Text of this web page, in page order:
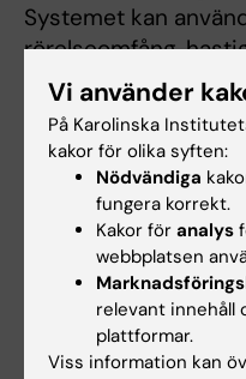
Systemet kan
rörelseomfång,
kroppssegmentens
förhållande till
Vi använder
På Karolinska
kakor för olika syften:
Nödvändiga
fungera korrekt.
Kakor för analys
webbplatsen
relevant innehåll
plattformar.
Viss information kan